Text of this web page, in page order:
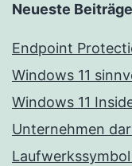
Neueste Beiträge
Endpoint
Windows 11
Windows 11
Unternehmen